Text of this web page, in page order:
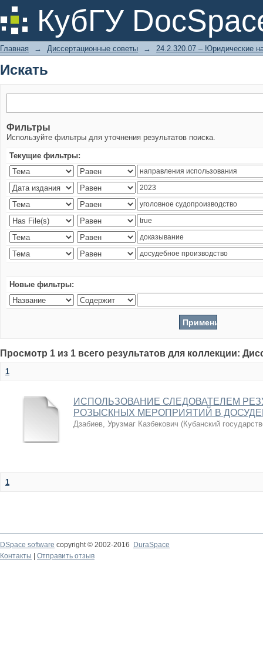
КубГУ
Искать
Главная → Диссертационные советы → 24.2.320.07 – Юридические
Искать
Фильтры
Используйте фильтры для уточнения результатов поиска.
Текущие фильтры:
Новые фильтры:
Просмотр 1 из 1 всего результатов для коллекции:
1
ИСПОЛЬЗОВАНИЕ СЛЕДОВАТЕЛЕМ
РОЗЫСКНЫХ МЕРОПРИЯТИЙ В
Дзабиев, Урузмаг Казбекович (Кубанский
1
DSpace software copyright © 2002-2016
DuraSpace
Контакты
Отправить отзыв